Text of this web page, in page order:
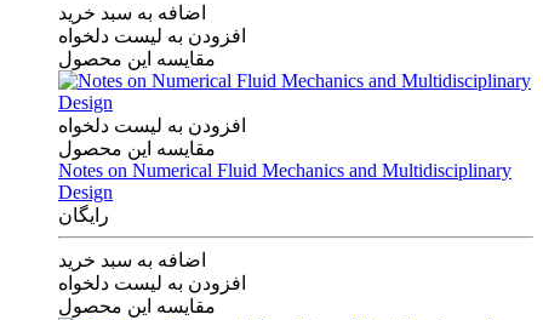
اضافه به سبد خرید
افزودن به لیست دلخواه
مقایسه این محصول
افزودن به لیست دلخواه
مقایسه این محصول
Notes on Numerical Fluid Mechanics and Multidisciplinary
Design
رایگان
اضافه به سبد خرید
افزودن به لیست دلخواه
مقایسه این محصول